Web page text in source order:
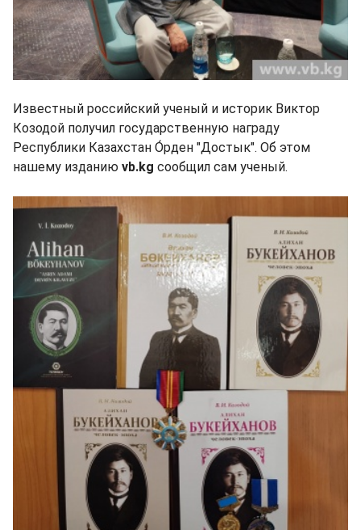
Известный российский ученый и историк Виктор
Козодой получил государственную награду
Республики Казахстан О́рден "Достык". Об этом
нашему изданию vb.kg сообщил сам ученый.